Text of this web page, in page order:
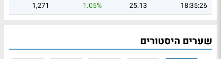
18:35:26
25.13
1.05%
1,271
שערים היסטורים